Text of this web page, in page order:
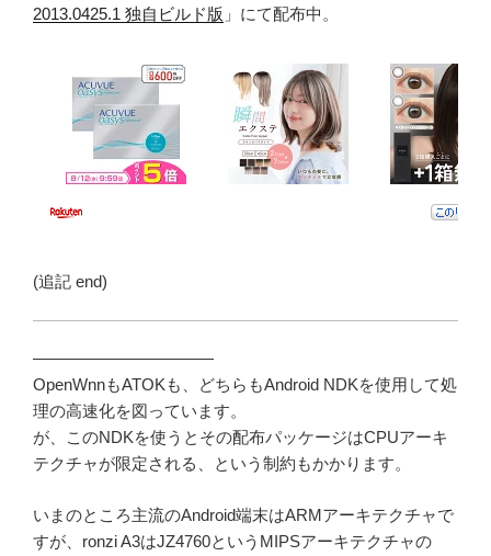
2013.0425.1 独自ビルド版 」にて配布中。
(追記 end)
———————————
OpenWnnもATOKも、どちらもAndroid NDKを使用して処
理の高速化を図っています。
が、このNDKを使うとその配布パッケージはCPUアーキ
テクチャが限定される、という制約もかかります。
いまのところ主流のAndroid端末はARMアーキテクチャで
すが、ronzi A3はJZ4760というMIPSアーキテクチャの